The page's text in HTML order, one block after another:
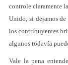
controle claramente
Unido, si dejamos de
los contribuyentes
algunos todavía
Vale la pena